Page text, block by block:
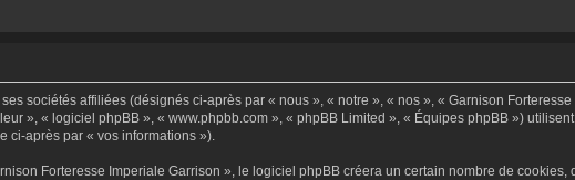
sociétés affiliées (désignés ci-après par « nous », « notre », « nos », « Garnison Forteresse
», « logiciel phpBB », « www.phpbb.com », « phpBB Limited », « Équipes phpBB »)
ci-après par « vos informations »).
Forteresse Imperiale Garrison », le logiciel phpBB créera un certain nombre de cookies,